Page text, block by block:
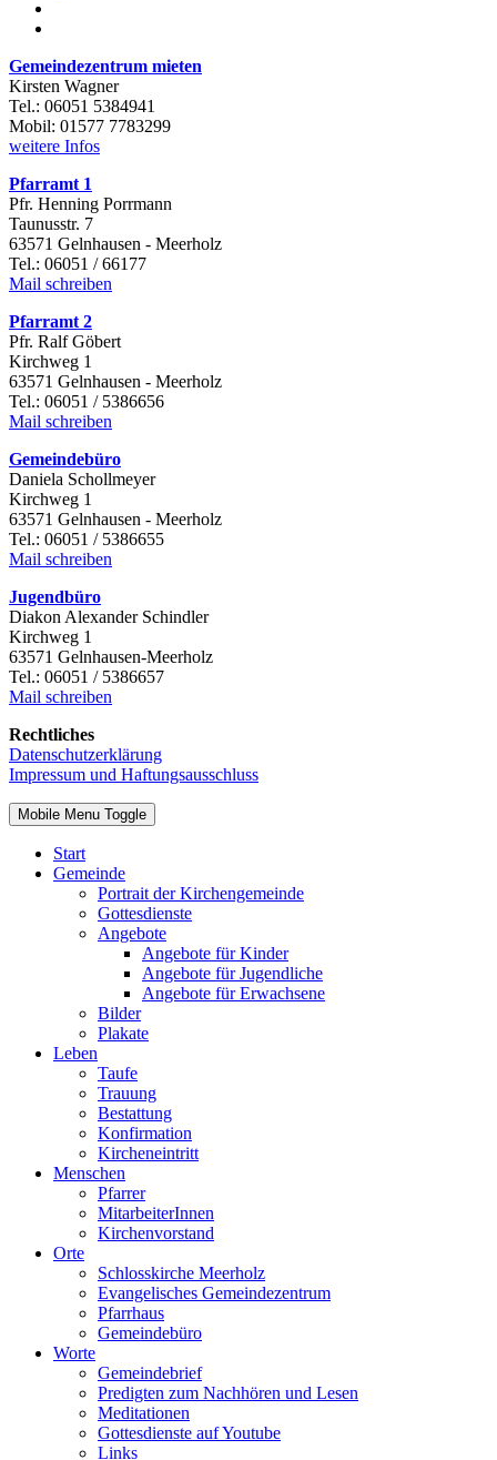
Gemeindezentrum mieten
Kirsten Wagner
Tel.: 06051 5384941
Mobil: 01577 7783299
weitere Infos
Pfarramt 1
Pfr. Henning Porrmann
Taunusstr. 7
63571 Gelnhausen - Meerholz
Tel.: 06051 / 66177
Mail schreiben
Pfarramt 2
Pfr. Ralf Göbert
Kirchweg 1
63571 Gelnhausen - Meerholz
Tel.: 06051 / 5386656
Mail schreiben
Gemeindebüro
Daniela Schollmeyer
Kirchweg 1
63571 Gelnhausen - Meerholz
Tel.: 06051 / 5386655
Mail schreiben
Jugendbüro
Diakon Alexander Schindler
Kirchweg 1
63571 Gelnhausen-Meerholz
Tel.: 06051 / 5386657
Mail schreiben
Rechtliches
Datenschutzerklärung
Impressum und Haftungsausschluss
Mobile Menu Toggle
Start
Gemeinde
Portrait der Kirchengemeinde
Gottesdienste
Angebote
Angebote für Kinder
Angebote für Jugendliche
Angebote für Erwachsene
Bilder
Plakate
Leben
Taufe
Trauung
Bestattung
Konfirmation
Kircheneintritt
Menschen
Pfarrer
MitarbeiterInnen
Kirchenvorstand
Orte
Schlosskirche Meerholz
Evangelisches Gemeindezentrum
Pfarrhaus
Gemeindebüro
Worte
Gemeindebrief
Predigten zum Nachhören und Lesen
Meditationen
Gottesdienste auf Youtube
Links